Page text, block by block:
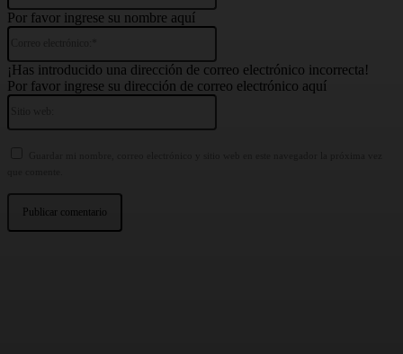
Por favor ingrese su nombre aquí
¡Has introducido una dirección de correo electrónico incorrecta!
Por favor ingrese su dirección de correo electrónico aquí